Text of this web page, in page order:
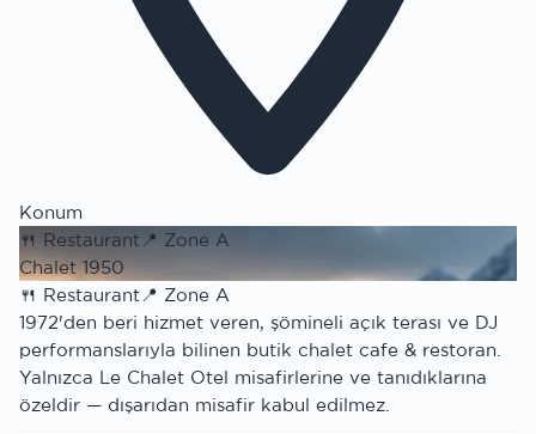
Konum
🍴 Restaurant 📍 Zone A
Chalet 1950
🍴 Restaurant📍 Zone A
1972'den beri hizmet veren, şömineli açık terası ve DJ
performanslarıyla bilinen butik chalet cafe & restoran.
Yalnızca Le Chalet Otel misafirlerine ve tanıdıklarına
özeldir — dışarıdan misafir kabul edilmez.